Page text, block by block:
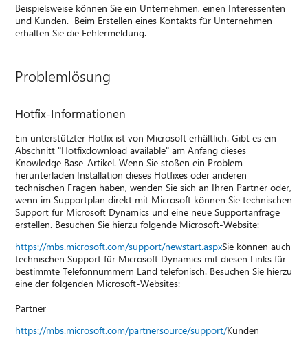
Beispielsweise können Sie ein Unternehmen, einen Interessenten
und Kunden. Beim Erstellen eines Kontakts für Unternehmen
erhalten Sie die Fehlermeldung.
Problemlösung
Hotfix-Informationen
Ein unterstützter Hotfix ist von Microsoft erhältlich. Gibt es ein
Abschnitt "Hotfixdownload available" am Anfang dieses
Knowledge Base-Artikel. Wenn Sie stoßen ein Problem
herunterladen Installation dieses Hotfixes oder anderen
technischen Fragen haben, wenden Sie sich an Ihren Partner oder,
wenn im Supportplan direkt mit Microsoft können Sie technischen
Support für Microsoft Dynamics und eine neue Supportanfrage
erstellen. Besuchen Sie hierzu folgende Microsoft-Website:
https://mbs.microsoft.com/support/newstart.aspxSie können auch
technischen Support für Microsoft Dynamics mit diesen Links für
bestimmte Telefonnummern Land telefonisch. Besuchen Sie hierzu
eine der folgenden Microsoft-Websites:
Partner
https://mbs.microsoft.com/partnersource/support/Kunden